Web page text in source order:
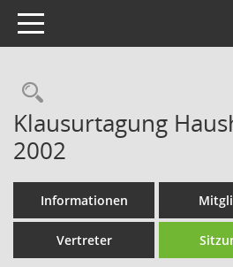
Toggle navigation
Rechercheauswahl
Klausurtagung
2002
Informationen
Vertreter